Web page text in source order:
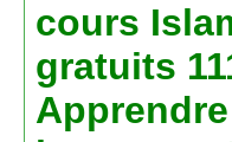
cours
gratuits